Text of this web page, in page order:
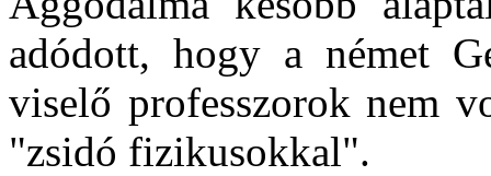
adódott, hogy a német
viselő professzorok nem
"zsidó fizikusokkal".